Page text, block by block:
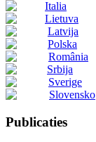
Italia
Lietuva
Latvija
Polska
România
Srbija
Sverige
Slovensko
Publicaties